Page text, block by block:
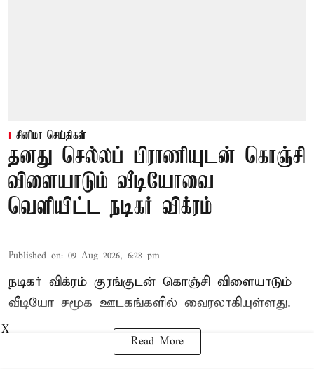
சினிமா செய்திகள்
தனது செல்லப் பிராணியுடன் கொஞ்சி
விளையாடும் வீடியோவை
வெளியிட்ட நடிகர் விக்ரம்
Published on: 09 Aug 2026, 6:28 pm
நடிகர் விக்ரம் குரங்குடன் கொஞ்சி விளையாடும்
வீடியோ சமூக ஊடகங்களில் வைரலாகியுள்ளது.
Read More
X